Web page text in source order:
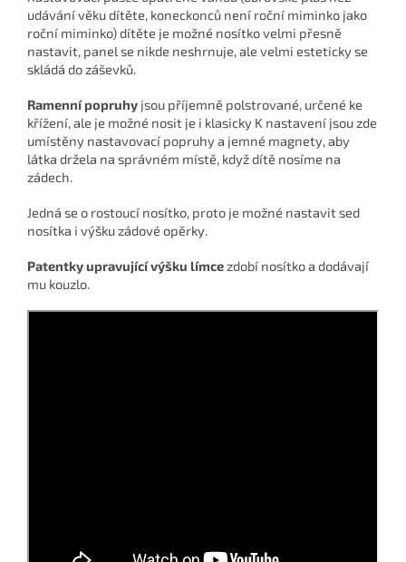
udávání věku dítěte, koneckonců není roční miminko jako
roční miminko) dítěte je možné nosítko velmi přesně
nastavit, panel se nikde neshrnuje, ale velmi esteticky se
skládá do záševků.
Ramenní popruhy jsou příjemně polstrované, určené ke
křížení, ale je možné nosit je i klasicky K nastavení jsou zde
umístěny nastavovací popruhy a jemné magnety, aby
látka držela na správném místě, když dítě nosíme na
zádech.
Jedná se o rostoucí nosítko, proto je možné nastavit sed
nosítka i výšku zádové opěrky.
Patentky upravující výšku límcezdobí nosítko a dodávají
mu kouzlo.